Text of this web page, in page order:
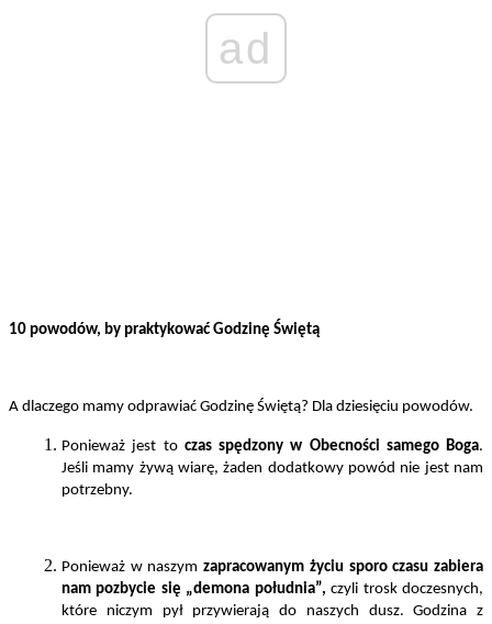
ad
10 powodów, by praktykować Godzinę Świętą
A dlaczego mamy odprawiać Godzinę Świętą? Dla dziesięciu powodów.
Ponieważ jest to czas spędzony w Obecności samego Boga.
Jeśli mamy żywą wiarę, żaden dodatkowy powód nie jest nam
potrzebny.
Ponieważ w naszymzapracowanym życiu sporo czasu zabiera
nam pozbycie się „demona południa”, czyli trosk doczesnych,
które niczym pył przywierają do naszych dusz. Godzina z